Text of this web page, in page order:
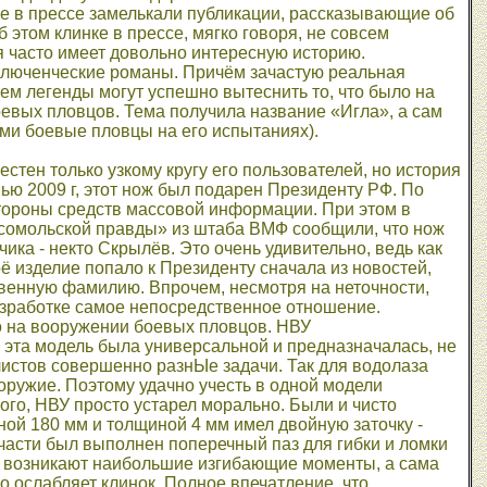
прессе замелькали публикации, рассказывающие об
клинке в прессе, мягко говоря, не совсем
часто имеет довольно интересную историю.
романы. Причём зачастую реальная
легенды могут успешно вытеснить то, что было на
пловцов. Тема получила название «Игла», а сам
боевые пловцы на его испытаниях).
только узкому кругу его пользователей, но история
2009 г, этот нож был подарен Президенту РФ. По
средств массовой информации. При этом в
правды» из штаба ВМФ сообщили, что нож
- некто Скрылёв. Это очень удивительно, ведь как
изделие попало к Президенту сначала из новостей,
фамилию. Впрочем, несмотря на неточности,
самое непосредственное отношение.
на вооружении боевых пловцов. НВУ
модель была универсальной и предназначалась, не
совершенно разнЫе задачи. Так для водолаза
Поэтому удачно учесть в одной модели
НВУ просто устарел морально. Были и чисто
180 мм и толщиной 4 мм имел двойную заточку -
был выполнен поперечный паз для гибки и ломки
наибольшие изгибающие моменты, а сама
клинок. Полное впечатление, что